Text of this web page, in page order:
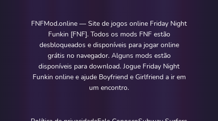
FNFMod.online — Site de jogos online Friday Night
Funkin [FNF]. Todos os mods FNF estão
desbloqueados e disponíveis para jogar online
grátis no navegador. Alguns mods estão
disponíveis para download. Jogue Friday Night
Funkin online e ajude Boyfriend e Girlfriend a ir em
um encontro.